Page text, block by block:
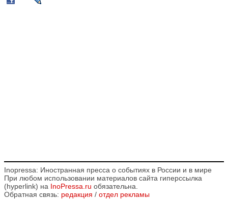
Inopressa: Иностранная пресса о событиях в России и в мире
При любом использовании материалов сайта гиперссылка
(hyperlink) на InoPressa.ru обязательна.
Обратная связь: редакция / отдел рекламы